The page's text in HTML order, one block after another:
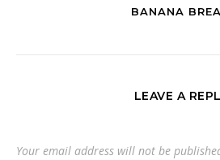
BANANA
LEAVE A
Your email address will not be